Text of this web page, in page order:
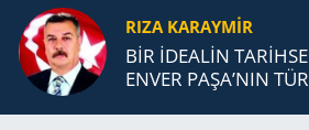
RIZA KARAYMIR
BİR İDEALİN
ENVER PAŞA’NIN